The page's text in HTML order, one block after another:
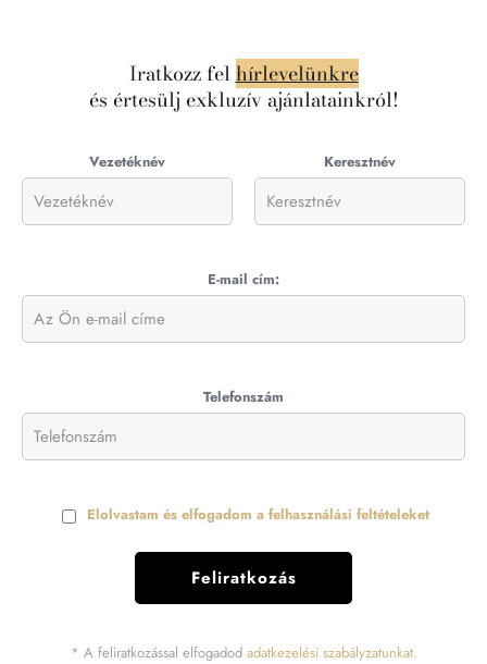
Iratkozz felhírlevelünkre
és értesülj exkluzív ajánlatainkról!
Vezetéknév Keresztnév
E-mail cím:
Telefonszám
Elolvastam és elfogadom a felhasználási feltételeket
* A feliratkozással elfogadod adatkezelési szabályzatunkat.